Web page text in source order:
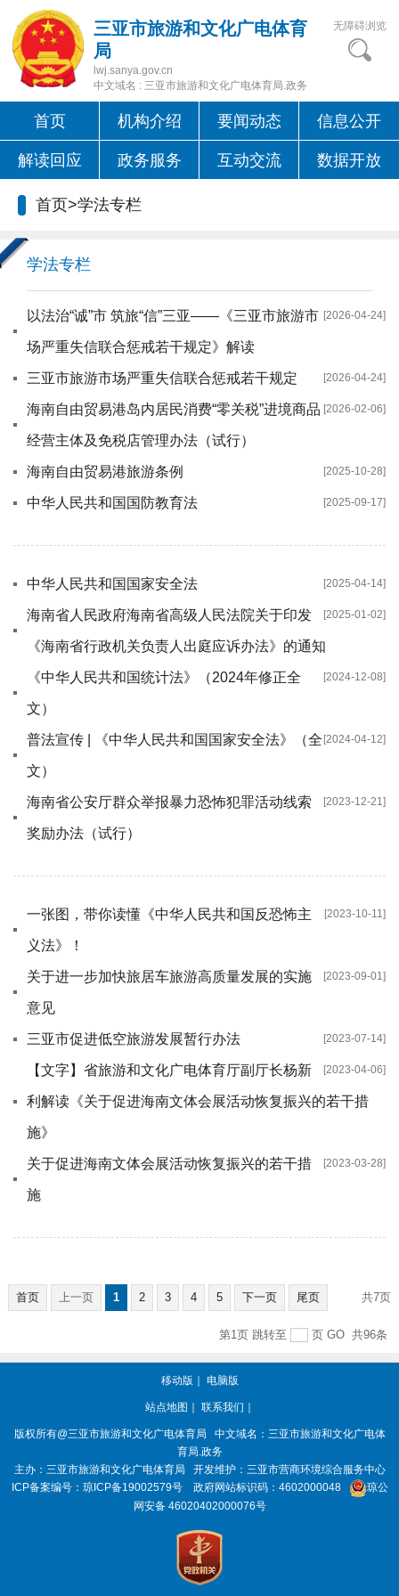
三亚市旅游和文化广电体育
局
lwj.sanya.gov.cn
中文域名 : 三亚市旅游和文化广电体育局.政务
无障碍浏览
首页 机构介绍 要闻动态 信息公开
解读回应 政务服务 互动交流 数据开放
首页>学法专栏
学法专栏
[2026-04-24]
以法治“诚”市 筑旅“信”三亚——《三亚市旅游市
场严重失信联合惩戒若干规定》解读
[2026-04-24]
三亚市旅游市场严重失信联合惩戒若干规定
[2026-02-06]
海南自由贸易港岛内居民消费“零关税”进境商品
经营主体及免税店管理办法（试行）
[2025-10-28]
海南自由贸易港旅游条例
[2025-09-17]
中华人民共和国国防教育法
[2025-04-14]
中华人民共和国国家安全法
[2025-01-02]
海南省人民政府海南省高级人民法院关于印发
《海南省行政机关负责人出庭应诉办法》的通知
[2024-12-08]
《中华人民共和国统计法》（2024年修正全
文）
[2024-04-12]
普法宣传 | 《中华人民共和国国家安全法》（全
文）
[2023-12-21]
海南省公安厅群众举报暴力恐怖犯罪活动线索
奖励办法（试行）
[2023-10-11]
一张图，带你读懂《中华人民共和国反恐怖主
义法》！
[2023-09-01]
关于进一步加快旅居车旅游高质量发展的实施
意见
[2023-07-14]
三亚市促进低空旅游发展暂行办法
[2023-04-06]
【文字】省旅游和文化广电体育厅副厅长杨新
利解读《关于促进海南文体会展活动恢复振兴的若干措
施》
[2023-03-28]
关于促进海南文体会展活动恢复振兴的若干措
施
首页 上一页 1 2 3 4 5 下一页 尾页 共7页
共96条
跳转至 页 GO
第1页
移动版 电脑版
站点地图 联系我们
版权所有@三亚市旅游和文化广电体育局
中文域名：三亚市旅游和文化广电体
育局.政务
主办：三亚市旅游和文化广电体育局
开发维护：三亚市营商环境综合服务中心
ICP备案编号： 琼ICP备19002579号 政府网站标识码： 4602000048
琼公
网安备 46020402000076号